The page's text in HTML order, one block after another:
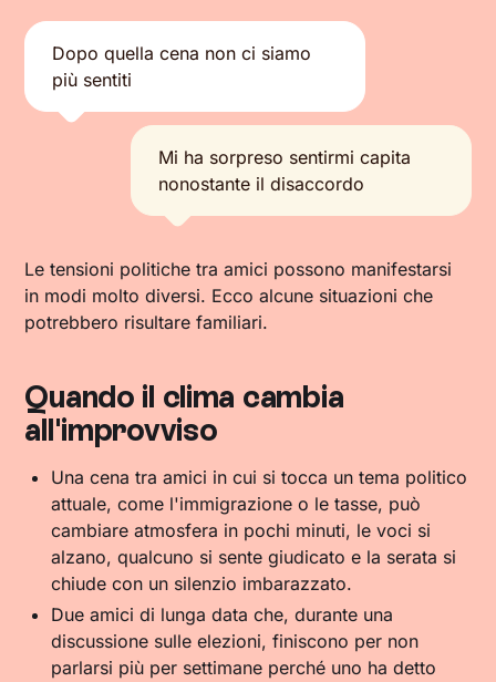
Dopo quella cena non ci siamo
più sentiti
Mi ha sorpreso sentirmi capita
nonostante il disaccordo
Le tensioni politiche tra amici possono manifestarsi
in modi molto diversi. Ecco alcune situazioni che
potrebbero risultare familiari.
Quando il clima cambia
all'improvviso
Una cena tra amici in cui si tocca un tema politico
attuale, come l'immigrazione o le tasse, può
cambiare atmosfera in pochi minuti, le voci si
alzano, qualcuno si sente giudicato e la serata si
chiude con un silenzio imbarazzato.
Due amici di lunga data che, durante una
discussione sulle elezioni, finiscono per non
parlarsi più per settimane perché uno ha detto